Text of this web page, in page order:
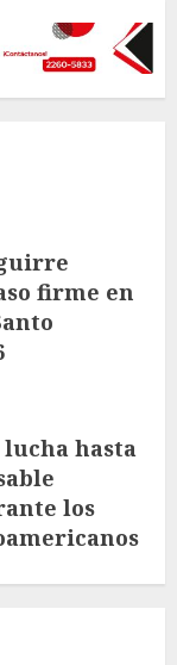
firme en
hasta
los